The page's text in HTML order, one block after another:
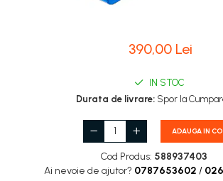
Garnituri carburator
390,00 Lei
IN STOC
Durata de livrare: Spor la
ADAUGA IN
Cod Produs: 588937403
Ai nevoie de ajutor? 0787653602 /